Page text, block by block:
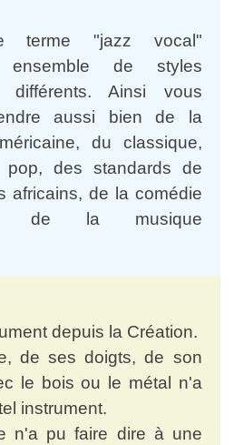
terme "jazz vocal"
de styles
différents. Ainsi vous
aussi bien de la
du classique,
des standards de
africains, de la comédie
de la musique
depuis la Création.
de ses doigts, de son
le bois ou le métal n'a
instrument.
n'a pu faire dire à une